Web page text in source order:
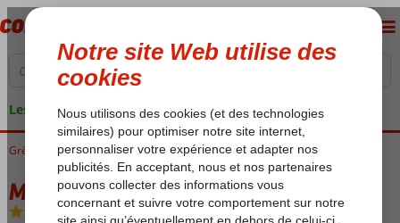
Les garanties de vacances
Grèce Rhodes Kiotari Mayia Exclusive Resort & Spa
Mayia Exclusive Resort & Spa
Ultra All Inclusive-Hôtel